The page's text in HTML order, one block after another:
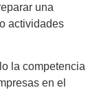
una
actividades
la competencia
en el